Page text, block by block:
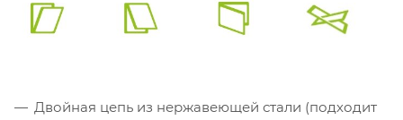
Двойная цепь из нержавеющей стали (подходит